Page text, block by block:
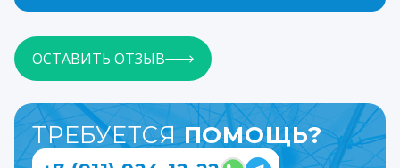
ОСТАВИТЬ ОТЗЫВ
ТРЕБУЕТСЯПОМОЩЬ?